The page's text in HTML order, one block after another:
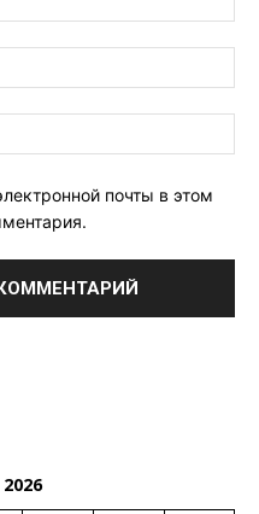
почты в этом